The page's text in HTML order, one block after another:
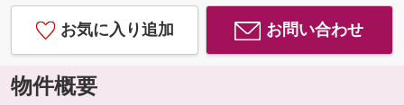
お気に入り追加 お問い合わせ
物件概要